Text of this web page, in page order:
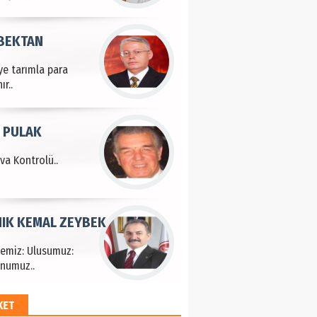
tarımla para
Kontrolü..
PULAK
Ulusumuz:
KEMAL ZEYBEK
HAYRİ PEKER